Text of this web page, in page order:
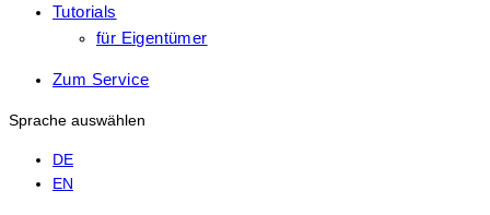
Tutorials
für Eigentümer
Zum Service
Sprache auswählen
DE
EN